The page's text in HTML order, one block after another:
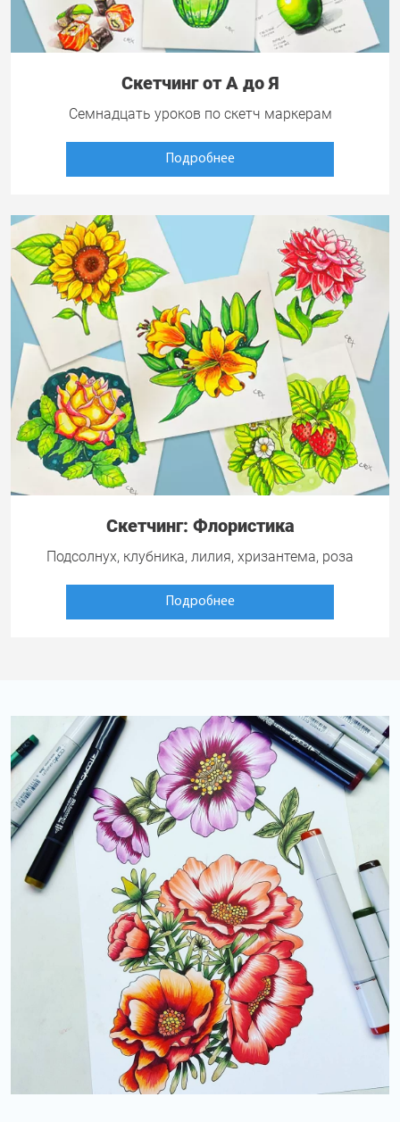
Скетчинг от А до Я
Семнадцать уроков по скетч маркерам
Подробнее
Скетчинг: Флористика
Подсолнух, клубника, лилия, хризантема, роза
Подробнее